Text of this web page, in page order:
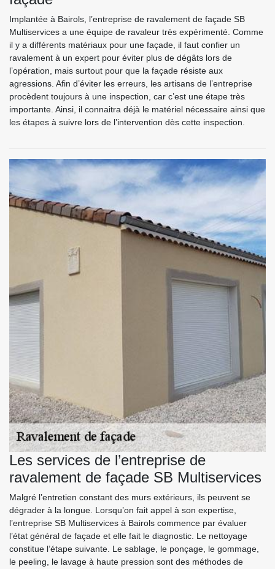
Implantée à Bairols, l’entreprise de ravalement de façade SB
Multiservices a une équipe de ravaleur très expérimenté. Comme
il y a différents matériaux pour une façade, il faut confier un
ravalement à un expert pour éviter plus de dégâts lors de
l’opération, mais surtout pour que la façade résiste aux
agressions. Afin d’éviter les erreurs, les artisans de l’entreprise
procèdent toujours à une inspection, car c’est une étape très
importante. Ainsi, il connaitra déjà le matériel nécessaire ainsi que
les étapes à suivre lors de l’intervention dès cette inspection.
Les services de l’entreprise de
ravalement de façade SB Multiservices
Malgré l’entretien constant des murs extérieurs, ils peuvent se
dégrader à la longue. Lorsqu’on fait appel à son expertise,
l’entreprise SB Multiservices à Bairols commence par évaluer
l’état général de façade et elle fait le diagnostic. Le nettoyage
constitue l’étape suivante. Le sablage, le ponçage, le gommage,
le peeling, le lavage à haute pression sont des méthodes de